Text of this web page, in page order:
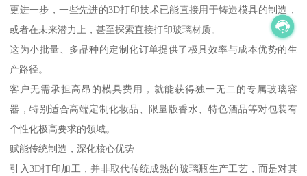
更进一步，一些先进的3D打印技术已能直接用于铸造模具的制造，
或者在未来潜力上，甚至探索直接打印玻璃材质。
这为小批量、多品种的定制化订单提供了极具效率与成本优势的生
产路径。
客户无需承担高昂的模具费用，就能获得独一无二的专属玻璃容
器，特别适合高端定制化妆品、限量版香水、特色酒品等对包装有
个性化极高要求的领域。
赋能传统制造，深化核心优势
引入3D打印加工，并非取代传统成熟的玻璃瓶生产工艺，而是对其